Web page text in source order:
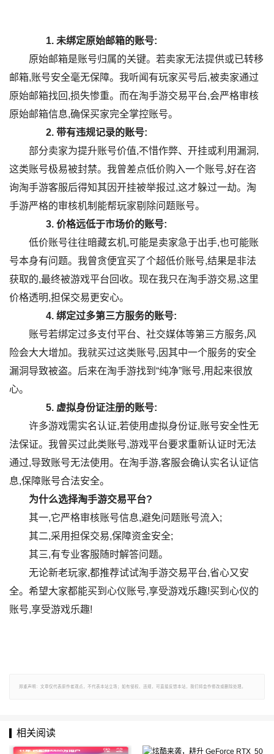
1. 未绑定原始邮箱的账号:
原始邮箱是账号归属的关键。若卖家无法提供或已转移
邮箱,账号安全毫无保障。我听闻有玩家买号后,被卖家通过
原始邮箱找回,损失惨重。而在淘手游交易平台,会严格审核
原始邮箱信息,确保买家完全掌控账号。
2. 带有违规记录的账号:
部分卖家为提升账号价值,不惜作弊、开挂或利用漏洞,
这类账号极易被封禁。我曾差点低价购入一个账号,好在咨
询淘手游客服后得知其因开挂被举报过,这才躲过一劫。淘
手游严格的审核机制能帮玩家剔除问题账号。
3. 价格远低于市场价的账号:
低价账号往往暗藏玄机,可能是卖家急于出手,也可能账
号本身有问题。我曾贪便宜买了个超低价账号,结果是非法
获取的,最终被游戏平台回收。现在我只在淘手游交易,这里
价格透明,担保交易更安心。
4. 绑定过多第三方服务的账号:
账号若绑定过多支付平台、社交媒体等第三方服务,风
险会大大增加。我就买过这类账号,因其中一个服务的安全
漏洞导致被盗。后来在淘手游找到“纯净”账号,用起来很放
心。
5. 虚拟身份证注册的账号:
许多游戏需实名认证,若使用虚拟身份证,账号安全性无
法保证。我曾买过此类账号,游戏平台要求重新认证时无法
通过,导致账号无法使用。在淘手游,客服会确认实名认证信
息,保障账号合法安全。
为什么选择淘手游交易平台?
其一,它严格审核账号信息,避免问题账号流入;
其二,采用担保交易,保障资金安全;
其三,有专业客服随时解答问题。
无论新老玩家,都推荐试试淘手游交易平台,省心又安
全。希望大家都能买到心仪账号,享受游戏乐趣!买到心仪的
账号,享受游戏乐趣!
郑重声明：文章仅代表原作者观点，不代表本站立场；如有侵权、违规，可直接反馈本站，我们将会作修改或删除处理。
相关阅读